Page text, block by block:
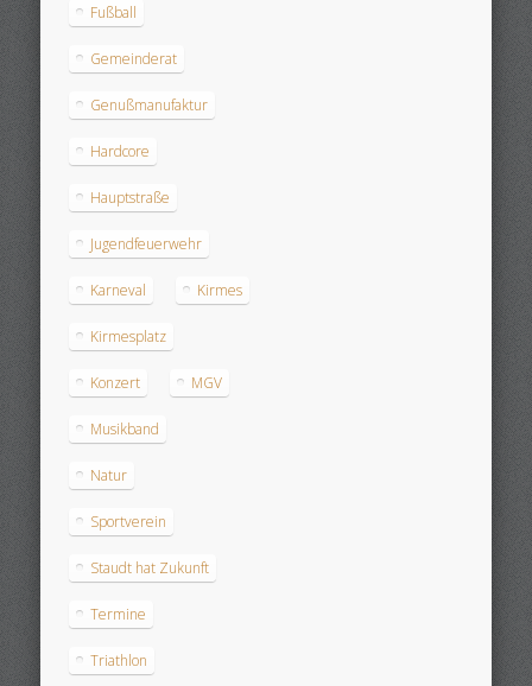
Fußball
Gemeinderat
Genußmanufaktur
Hardcore
Hauptstraße
Jugendfeuerwehr
Karneval Kirmes
Kirmesplatz
Konzert MGV
Musikband
Natur
Sportverein
Staudt hat Zukunft
Termine
Triathlon